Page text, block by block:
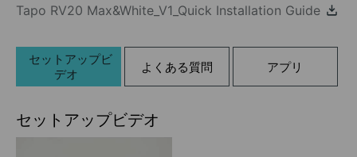
Tapo RV20 Max&White_V1_Quick Installation Guide
セットアップビ
デオ
よくある質問 アプリ
セットアップビデオ